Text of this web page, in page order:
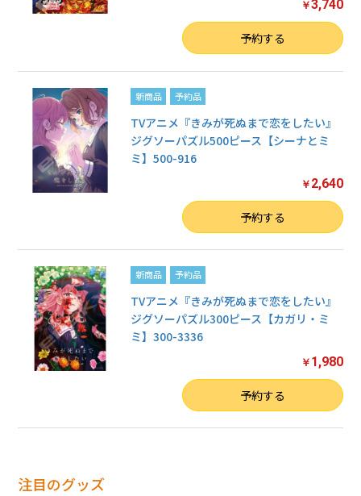
注目のグッズ
￥3,740
予約する
新商品 予約品
TVアニメ『きみが死ぬまで恋をしたい』
ジグソーパズル500ピース【シーナとミ
ミ】500-916
￥ 2,640
予約する
新商品 予約品
TVアニメ『きみが死ぬまで恋をしたい』
ジグソーパズル300ピース【カガリ・ミ
ミ】300-3336
￥ 1,980
予約する